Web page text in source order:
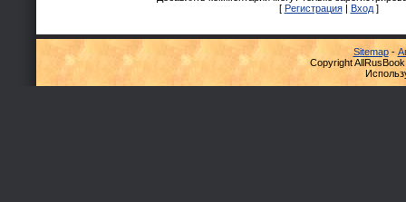
[ Регистрация| Вход]
Sitemap-
Copyright